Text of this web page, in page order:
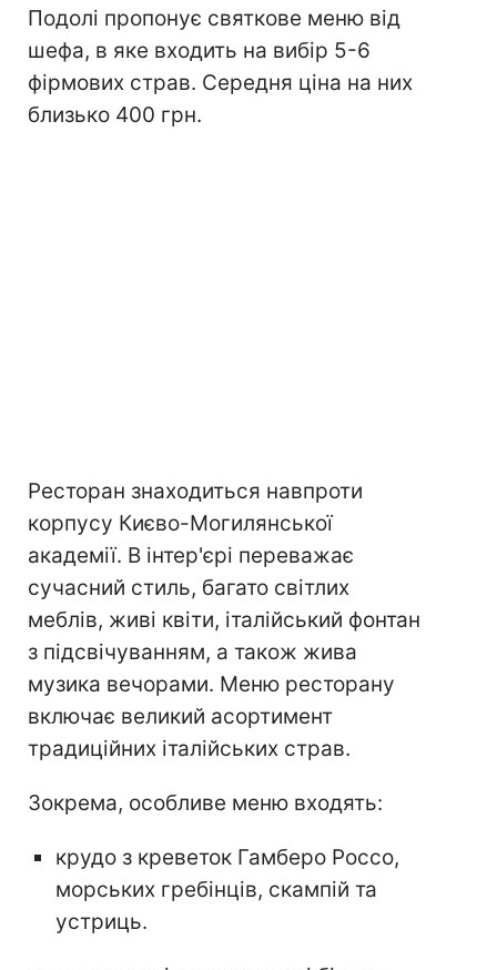
Подолі пропонує святкове меню від
шефа, в яке входить на вибір 5-6
фірмових страв. Середня ціна на них
близько 400 грн.
Ресторан знаходиться навпроти
корпусу Києво-Могилянської
академії. В інтер'єрі переважає
сучасний стиль, багато світлих
меблів, живі квіти, італійський фонтан
з підсвічуванням, а також жива
музика вечорами. Меню ресторану
включає великий асортимент
традиційних італійських страв.
Зокрема, особливе меню входять:
крудо з креветок Гамберо Россо,
морських гребінців, скампій та
устриць.